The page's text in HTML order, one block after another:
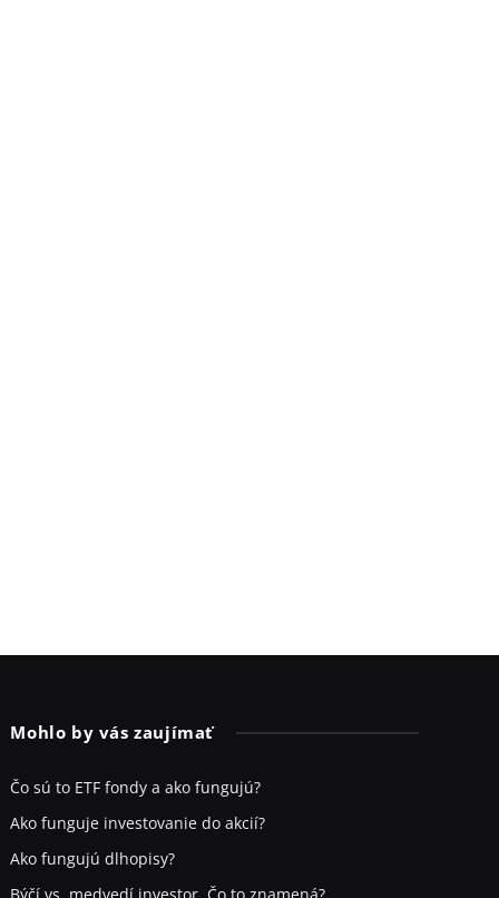
Mohlo by vás zaujímať
Čo sú to ETF fondy a ako fungujú?
Ako funguje investovanie do akcií?
Ako fungujú dlhopisy?